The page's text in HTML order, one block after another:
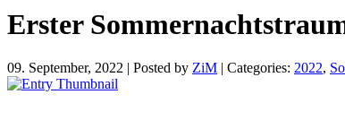
Erster
09. September, 2022 | Posted by ZiM | Categories: 2022,